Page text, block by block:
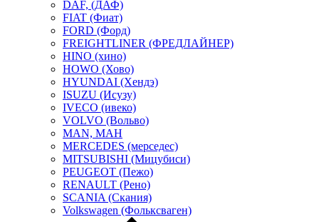
DAF, (ДАФ)
FIAT (Фиат)
FORD (Форд)
FREIGHTLINER (ФРЕДЛАЙНЕР)
HINO (хино)
HOWO (Хово)
HYUNDAI (Хендэ)
ISUZU (Исузу)
IVECO (ивеко)
VOLVO (Вольво)
MAN, МАН
MERCEDES (мерседес)
MITSUBISHI (Мицубиси)
PEUGEOT (Пежо)
RENAULT (Рено)
SCANIA (Скания)
Volkswagen (Фольксваген)